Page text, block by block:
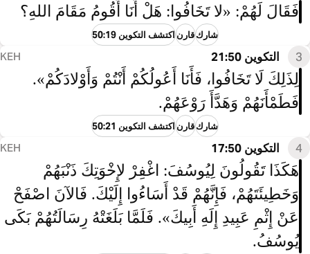
فَقَالَ لَهُمْ: «لا تَخَافُوا: هَلْ أَنَا أَقُومُ مَقَامَ اللهِ؟
شاركقارناكتشف التكوين 50:19
3 التكوين 21:50 KEH
لِذَلِكَ لَا تَخَافُوا، فَأَنَا أَعُولُكُمْ أَنْتُمْ وَأَوْلادَكُمْ».
فَطَمْأَنَهُمْ وَهَدَّأَ رَوْعَهُمْ.
شاركقارناكتشف التكوين 50:21
4 التكوين 17:50 KEH
هَكَذَا تَقُولُونَ لِيُوسُفَ: اغْفِرْ لإِخْوَتِكَ ذَنْبَهُمْ
وَخَطِيئَتَهُمْ، فَإِنَّهُمْ قَدْ أَسَاءُوا إِلَيْكَ. فَالآنَ اصْفَحْ
عَنْ إِثْمِ عَبِيدِ إِلَهِ أَبِيكَ». فَلَمَّا بَلَغَتْهُ رِسَالَتُهُمْ بَكَى
يُوسُفُ.